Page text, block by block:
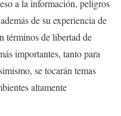
a la información, peligros
de su experiencia de
términos de libertad de
importantes, tanto para
se tocarán temas
altamente